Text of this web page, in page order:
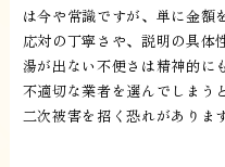
は今や常識ですが、単に金額
応対の丁寧さや、説明の具体
湯が出ない不便さは精神的に
不適切な業者を選んでしまう
二次被害を招く恐れがありま